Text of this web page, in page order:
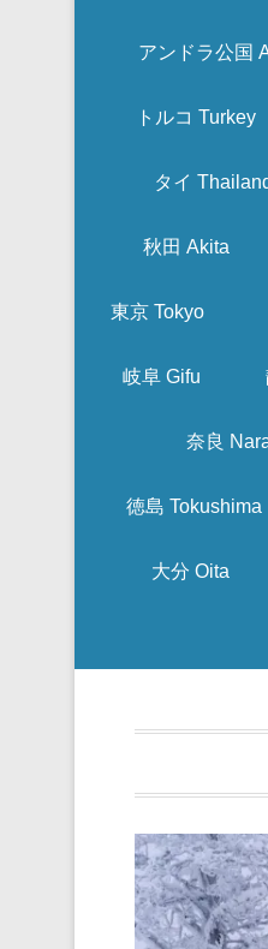
アンドラ公国
トルコ Turkey
タイ
秋田 Akita
東京 Tokyo
岐阜 Gifu
奈良
徳島 Tokushima
大分 Oita